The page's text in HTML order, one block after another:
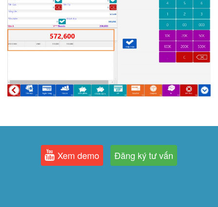
Xem demo Đăng ký tư vấn